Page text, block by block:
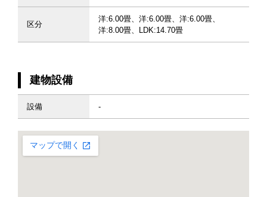
区分
洋:6.00畳、洋:6.00畳、洋:6.00畳、
洋:8.00畳、LDK:14.70畳
建物設備
設備 -